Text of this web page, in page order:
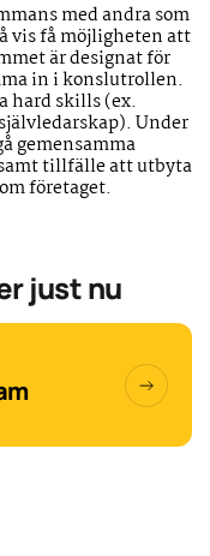
med andra som
vis få möjligheten att
är designat för
in i konslutrollen.
hard skills (ex.
Under
gemensamma
tillfälle att utbyta
företaget.
just nu